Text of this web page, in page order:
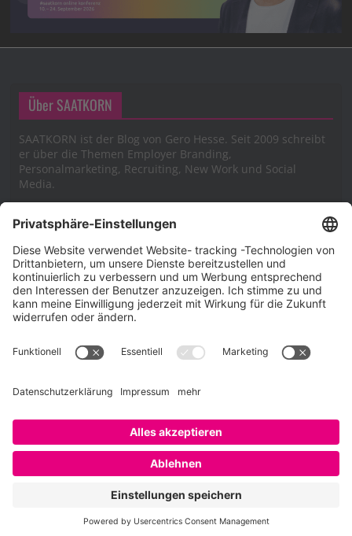
Über SAATKORN
SAATKORN ist der Blog von Gero Hesse. Seit 2009 schreibt
er über die Themen Employer Branding,
Personalmarketing, Recruiting, New Work und Social
Media.
Impressum
Impressum
Cookie-Richtlinie (EU)
Copyright © 2026SAATKORN